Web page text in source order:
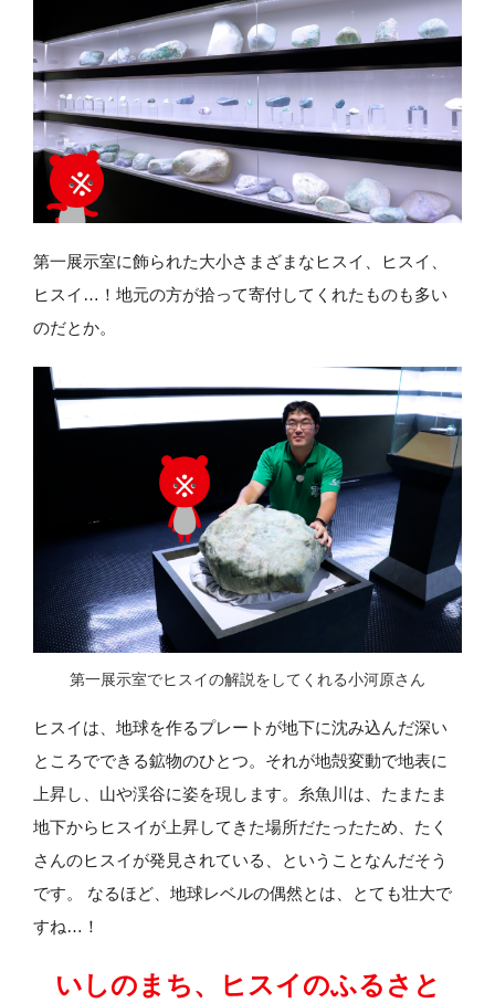
第一展示室に飾られた大小さまざまなヒスイ、ヒスイ、
ヒスイ…！地元の方が拾って寄付してくれたものも多い
のだとか。
第一展示室でヒスイの解説をしてくれる小河原さん
ヒスイは、地球を作るプレートが地下に沈み込んだ深い
ところでできる鉱物のひとつ。それが地殻変動で地表に
上昇し、山や渓谷に姿を現します。糸魚川は、たまたま
地下からヒスイが上昇してきた場所だたったため、たく
さんのヒスイが発見されている、ということなんだそう
です。 なるほど、地球レベルの偶然とは、とても壮大で
すね…！
いしのまち、ヒスイのふるさと